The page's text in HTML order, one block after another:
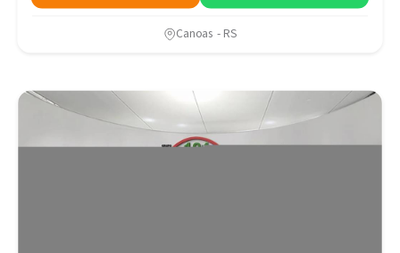
Canoas - RS